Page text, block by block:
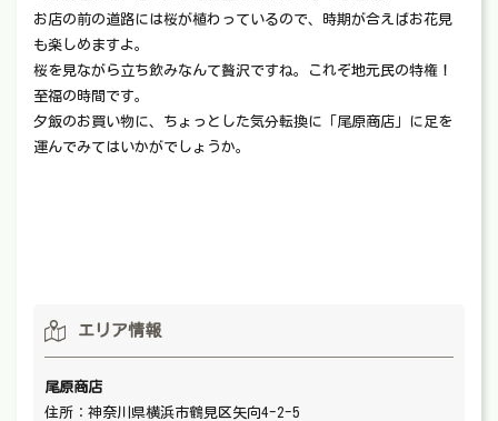
お店の前の道路には桜が植わっているので、時期が合えばお花見
も楽しめますよ。
桜を見ながら立ち飲みなんて贅沢ですね。これぞ地元民の特権！
至福の時間です。
夕飯のお買い物に、ちょっとした気分転換に「尾原商店」に足を
運んでみてはいかがでしょうか。
エリア情報
尾原商店
住所：神奈川県横浜市鶴見区矢向4-2-5